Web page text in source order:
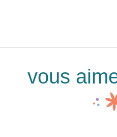
vous